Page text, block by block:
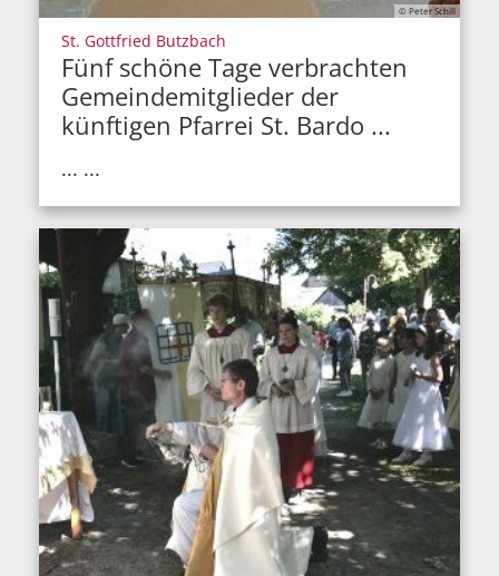
© Peter Schill
St. Gottfried Butzbach
Fünf schöne Tage verbrachten
Gemeindemitglieder der
künftigen Pfarrei St. Bardo ...
... ...